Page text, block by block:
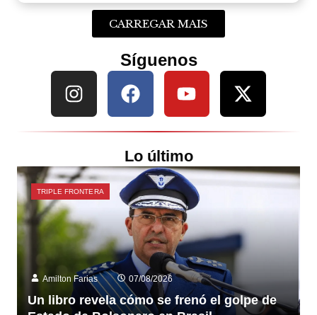
CARREGAR MAIS
Síguenos
Lo último
TRIPLE FRONTERA
Amilton Farias 07/08/2026
Un libro revela cómo se frenó el golpe de